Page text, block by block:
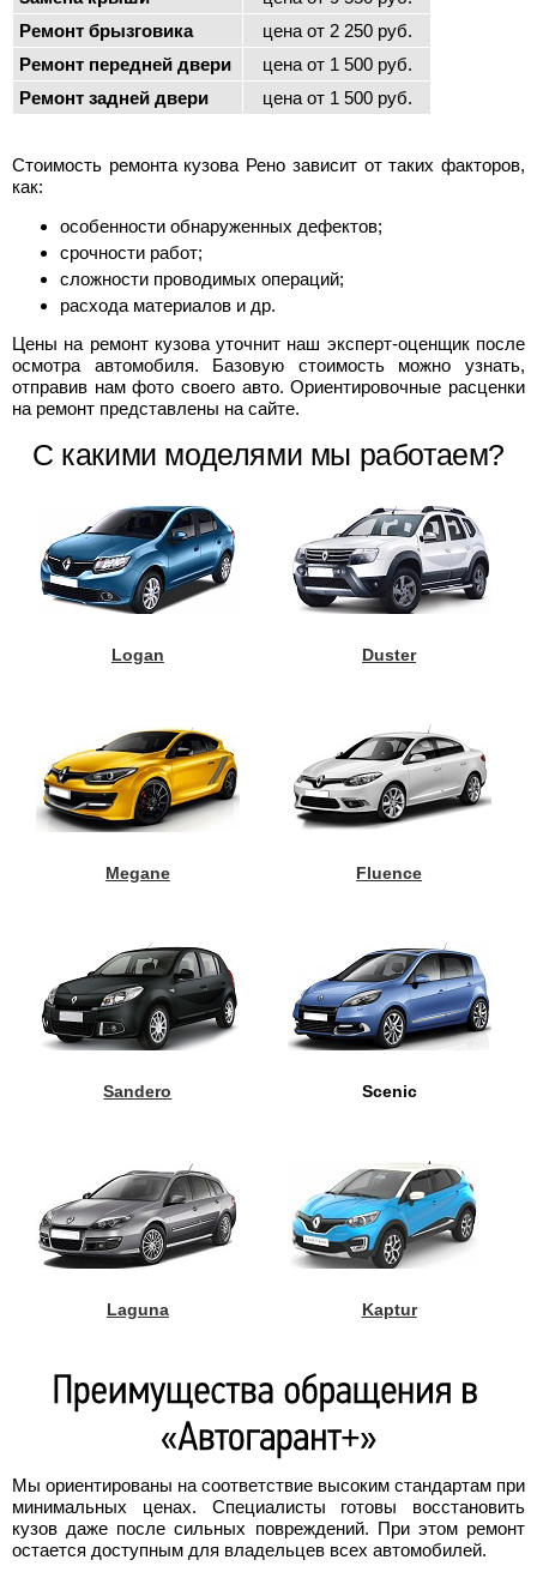
Ремонт брызговика
цена от 2 250 руб.
Ремонт передней двери
цена от 1 500 руб.
Ремонт задней двери
цена от 1 500 руб.
Стоимость ремонта кузова Рено зависит от таких факторов,
как:
особенности обнаруженных дефектов;
срочности работ;
сложности проводимых операций;
расхода материалов и др.
Цены на ремонт кузова уточнит наш эксперт-оценщик после
осмотра автомобиля. Базовую стоимость можно узнать,
отправив нам фото своего авто. Ориентировочные расценки
на ремонт представлены на сайте.
С какими моделями мы работаем?
Logan Duster
Megane Fluence
Sandero Scenic
Laguna Kaptur
Мы ориентированы на соответствие высоким стандартам при
минимальных ценах. Специалисты готовы восстановить
кузов даже после сильных повреждений. При этом ремонт
остается доступным для владельцев всех автомобилей.